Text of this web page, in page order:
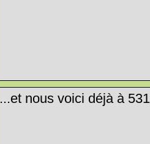
...et nous voici déjà à